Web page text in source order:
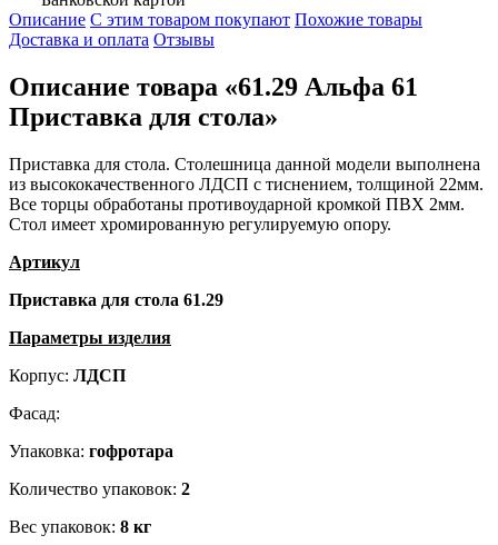
Описание С этим товаром покупают Похожие товары
Доставка и оплата Отзывы
Описание товара «61.29 Альфа 61
Приставка для стола»
Приставка для стола. Столешница данной модели выполнена
из высококачественного ЛДСП с тиснением, толщиной 22мм.
Все торцы обработаны противоударной кромкой ПВХ 2мм.
Стол имеет хромированную регулируемую опору.
Артикул
Приставка для стола 61.29
Параметры изделия
Корпус: ЛДСП
Фасад:
Упаковка: гофротара
Количество упаковок: 2
Вес упаковок: 8 кг